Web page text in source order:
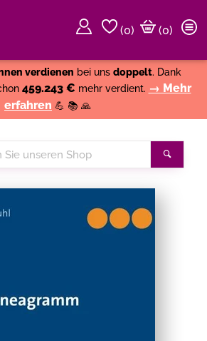
(0)
(0)
verdienen bei uns doppelt. Dank
459.243 € mehr verdient. → Mehr
erfahren 💪 📚 🙏